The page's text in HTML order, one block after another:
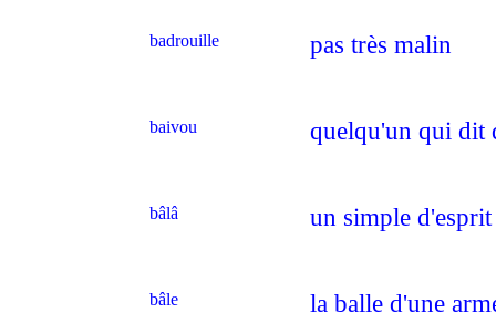
badrouille pas très malin
baivou quelqu'un qui dit
bâlâ un simple d'esprit
bâle la balle d'une